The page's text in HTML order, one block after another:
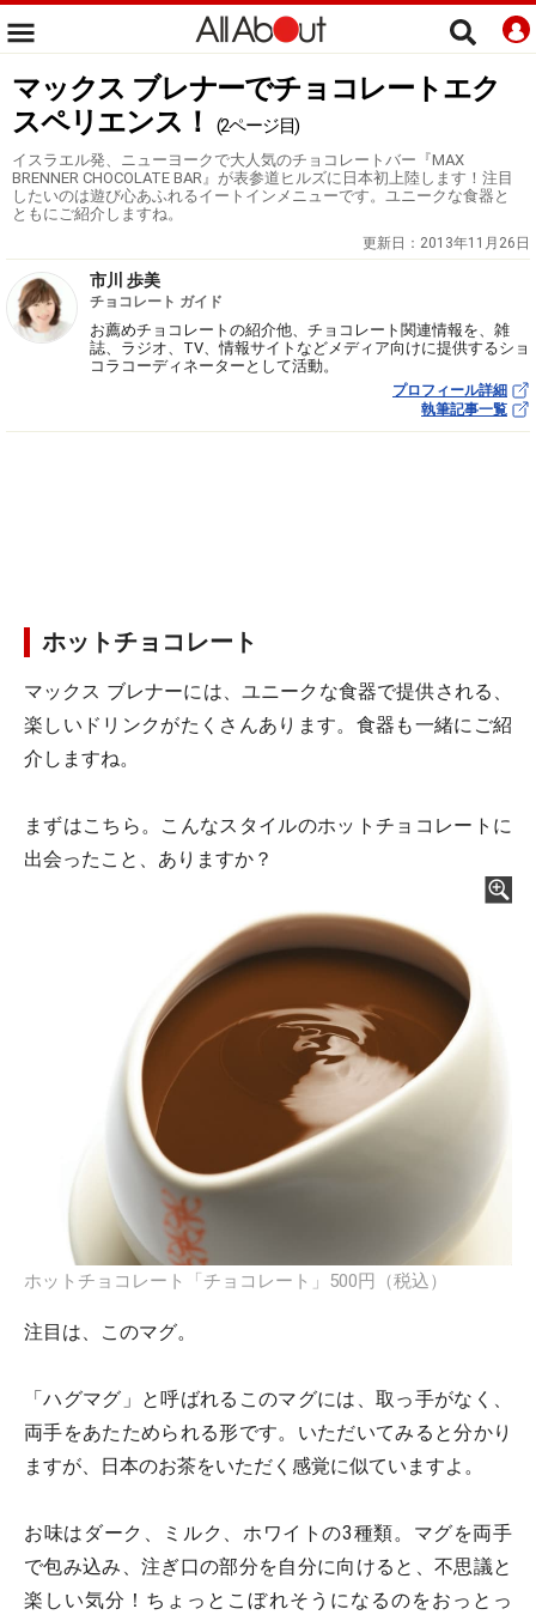
マックス ブレナーでチョコレートエク
スペリエンス！
(2ページ目)
イスラエル発、ニューヨークで大人気のチョコレートバー『MAX
BRENNER CHOCOLATE BAR』が表参道ヒルズに日本初上陸します！注目
したいのは遊び心あふれるイートインメニューです。ユニークな食器と
ともにご紹介しますね。
更新日： 2013年11月26日
市川 歩美
チョコレート ガイド
お薦めチョコレートの紹介他、チョコレート関連情報を、雑
誌、ラジオ、TV、情報サイトなどメディア向けに提供するショ
コラコーディネーターとして活動。
プロフィール詳細
執筆記事一覧
ホットチョコレート
マックス ブレナーには、ユニークな食器で提供される、
楽しいドリンクがたくさんあります。食器も一緒にご紹
介しますね。
まずはこちら。こんなスタイルのホットチョコレートに
出会ったこと、ありますか？
ホットチョコレート「チョコレート」500円（税込）
注目は、このマグ。
「ハグマグ」と呼ばれるこのマグには、取っ手がなく、
両手をあたためられる形です。いただいてみると分かり
ますが、日本のお茶をいただく感覚に似ていますよ。
お味はダーク、ミルク、ホワイトの3種類。マグを両手
で包み込み、注ぎ口の部分を自分に向けると、不思議と
楽しい気分！ちょっとこぼれそうになるのをおっとっ